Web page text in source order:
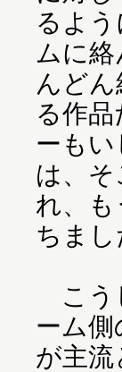
るよ
ムに
んど
る作
ーも
は、
れ、
ちまし
こう
ーム
が主流